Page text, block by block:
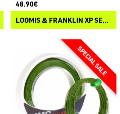
48.90€
LOOMIS & FRANKLIN XP SENSE DOUBLE TAPER